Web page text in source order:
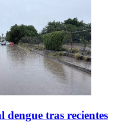
dengue tras recientes